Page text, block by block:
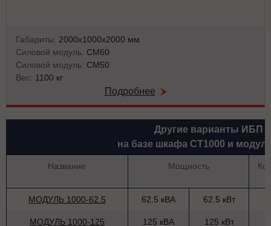
Габариты: 2000х1000х2000 мм
Силовой модуль: СМ60
Силовой модуль: СМ50
Вес: 1100 кг
Подробнее
Другие варианты ИБП
на базе шкафа СТ1000 и
Название Мощность
МОДУЛЬ 1000-62.5 62.5 кВА 62.5 кВт
МОДУЛЬ 1000-125 125 кВА 125 кВт